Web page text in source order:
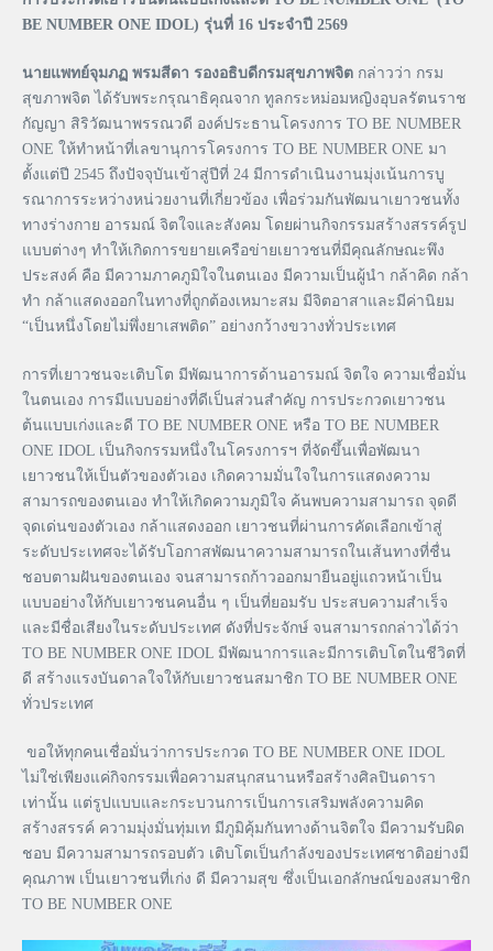
BE NUMBER ONE IDOL) รุ่นที่ 16 ประจำปี 2569
นายแพทย์จุมภฏ พรมสีดา รองอธิบดีกรมสุขภาพจิต กล่าวว่า กรม
สุขภาพจิต ได้รับพระกรุณาธิคุณจาก ทูลกระหม่อมหญิงอุบลรัตนราช
กัญญา สิริวัฒนาพรรณวดี องค์ประธานโครงการ TO BE NUMBER
ONE ให้ทำหน้าที่เลขานุการโครงการ TO BE NUMBER ONE มา
ตั้งแต่ปี 2545 ถึงปัจจุบันเข้าสู่ปีที่ 24 มีการดำเนินงานมุ่งเน้นการบู
รณาการระหว่างหน่วยงานที่เกี่ยวข้อง เพื่อร่วมกันพัฒนาเยาวชนทั้ง
ทางร่างกาย อารมณ์ จิตใจและสังคม โดยผ่านกิจกรรมสร้างสรรค์รูป
แบบต่างๆ ทำให้เกิดการขยายเครือข่ายเยาวชนที่มีคุณลักษณะพึง
ประสงค์ คือ มีความภาคภูมิใจในตนเอง มีความเป็นผู้นำ กล้าคิด กล้า
ทำ กล้าแสดงออกในทางที่ถูกต้องเหมาะสม มีจิตอาสาและมีค่านิยม
“เป็นหนึ่งโดยไม่พึ่งยาเสพติด” อย่างกว้างขวางทั่วประเทศ
การที่เยาวชนจะเติบโต มีพัฒนาการด้านอารมณ์ จิตใจ ความเชื่อมั่น
ในตนเอง การมีแบบอย่างที่ดีเป็นส่วนสำคัญ การประกวดเยาวชน
ต้นแบบเก่งและดี TO BE NUMBER ONE หรือ TO BE NUMBER
ONE IDOL เป็นกิจกรรมหนึ่งในโครงการฯ ที่จัดขึ้นเพื่อพัฒนา
เยาวชนให้เป็นตัวของตัวเอง เกิดความมั่นใจในการแสดงความ
สามารถของตนเอง ทำให้เกิดความภูมิใจ ค้นพบความสามารถ จุดดี
จุดเด่นของตัวเอง กล้าแสดงออก เยาวชนที่ผ่านการคัดเลือกเข้าสู่
ระดับประเทศจะได้รับโอกาสพัฒนาความสามารถในเส้นทางที่ชื่น
ชอบตามฝันของตนเอง จนสามารถก้าวออกมายืนอยู่แถวหน้าเป็น
แบบอย่างให้กับเยาวชนคนอื่น ๆ เป็นที่ยอมรับ ประสบความสำเร็จ
และมีชื่อเสียงในระดับประเทศ ดังที่ประจักษ์ จนสามารถกล่าวได้ว่า
TO BE NUMBER ONE IDOL มีพัฒนาการและมีการเติบโตในชีวิตที่
ดี สร้างแรงบันดาลใจให้กับเยาวชนสมาชิก TO BE NUMBER ONE
ทั่วประเทศ
ขอให้ทุกคนเชื่อมั่นว่าการประกวด TO BE NUMBER ONE IDOL
ไม่ใช่เพียงแค่กิจกรรมเพื่อความสนุกสนานหรือสร้างศิลปินดารา
เท่านั้น แต่รูปแบบและกระบวนการเป็นการเสริมพลังความคิด
สร้างสรรค์ ความมุ่งมั่นทุ่มเท มีภูมิคุ้มกันทางด้านจิตใจ มีความรับผิด
ชอบ มีความสามารถรอบตัว เติบโตเป็นกำลังของประเทศชาติอย่างมี
คุณภาพ เป็นเยาวชนที่เก่ง ดี มีความสุข ซึ่งเป็นเอกลักษณ์ของสมาชิก
TO BE NUMBER ONE